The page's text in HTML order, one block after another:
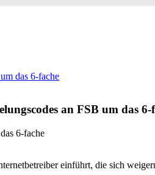
das 6-fache
an FSB um das 6-
einführt, die sich